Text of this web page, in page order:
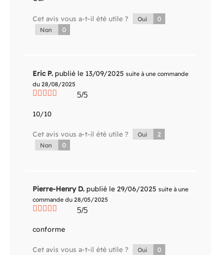
Cet avis vous a-t-il été utile ? Oui 0
Non 0
Eric P. publié le 13/09/2025 suite à une commande
du 28/08/2025
5/5
10/10
Cet avis vous a-t-il été utile ? Oui 2
Non 0
Pierre-Henry D. publié le 29/06/2025 suite à une
commande du 28/05/2025
5/5
conforme
Cet avis vous a-t-il été utile ? Oui 0